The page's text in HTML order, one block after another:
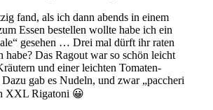
fand, als ich dann abends in einem
Essen bestellen wollte habe ich ein
gesehen … Drei mal dürft ihr raten
habe? Das Ragout war so schön leicht
und einer leichten Tomaten-
gab es Nudeln, und zwar „paccheri
XXL Rigatoni 😀